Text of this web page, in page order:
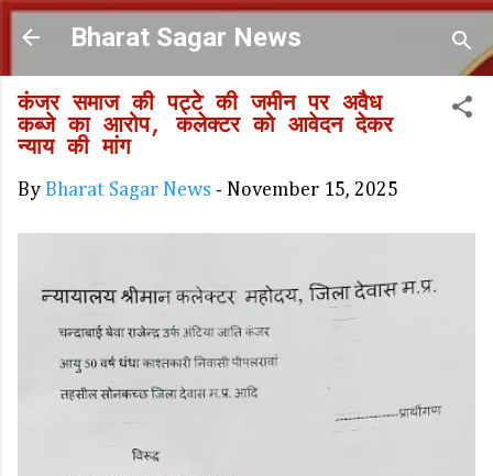
Skip to main content
Bharat Sagar News
कंजर समाज की पट्टे की जमीन पर अवैध
कब्जे का आरोप, कलेक्टर को आवेदन देकर
न्याय की मांग
By Bharat Sagar News - November 15, 2025